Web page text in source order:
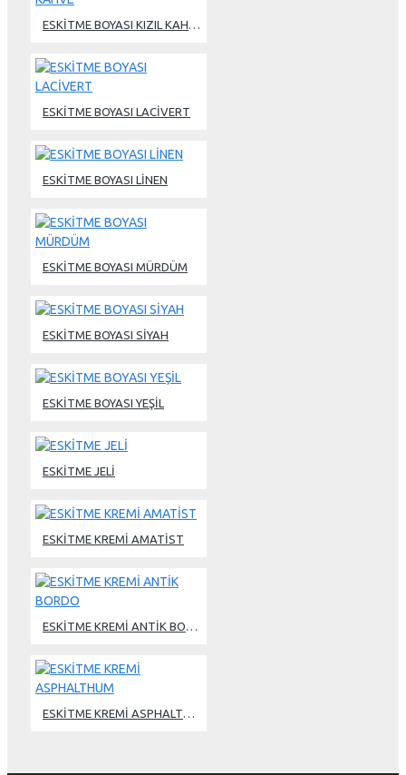
ESKİTME BOYASI LACİVERT
ESKİTME BOYASI LİNEN
ESKİTME BOYASI MÜRDÜM
ESKİTME BOYASI SİYAH
ESKİTME BOYASI YEŞİL
ESKİTME JELİ
ESKİTME KREMİ AMATİST